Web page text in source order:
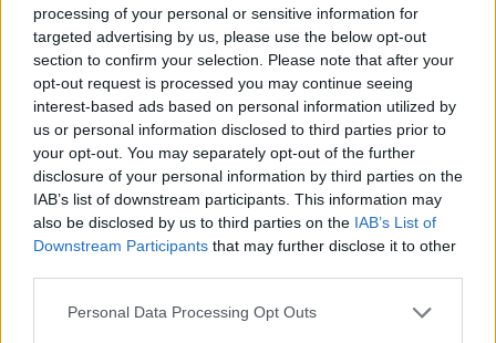
processing of your personal or sensitive information for
targeted advertising by us, please use the below opt-out
section to confirm your selection. Please note that after your
opt-out request is processed you may continue seeing
interest-based ads based on personal information utilized by
us or personal information disclosed to third parties prior to
your opt-out. You may separately opt-out of the further
disclosure of your personal information by third parties on the
IAB’s list of downstream participants. This information may
also be disclosed by us to third parties on the IAB’s List of
Downstream Participants that may further disclose it to other
Personal Data Processing Opt Outs
Πρωινή